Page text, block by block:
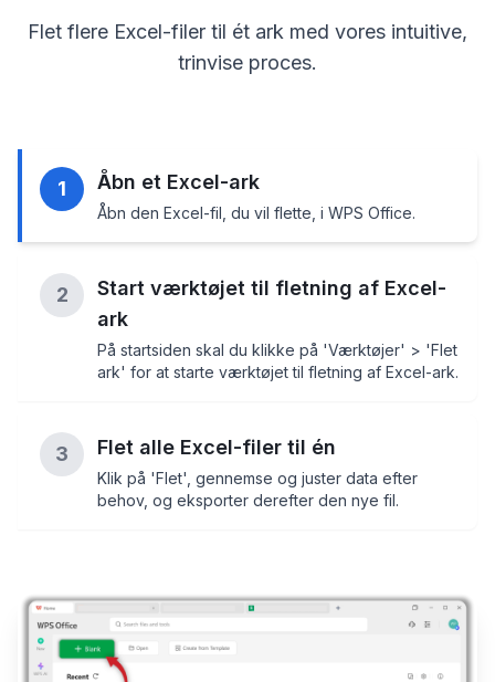
Flet flere Excel-filer til ét ark med vores intuitive,
trinvise proces.
1 Åbn et Excel-ark
Åbn den Excel-fil, du vil flette, i WPS Office.
2
Start værktøjet til fletning af Excel-
ark
På startsiden skal du klikke på 'Værktøjer' > 'Flet
ark' for at starte værktøjet til fletning af Excel-ark.
3 Flet alle Excel-filer til én
Klik på 'Flet', gennemse og juster data efter
behov, og eksporter derefter den nye fil.